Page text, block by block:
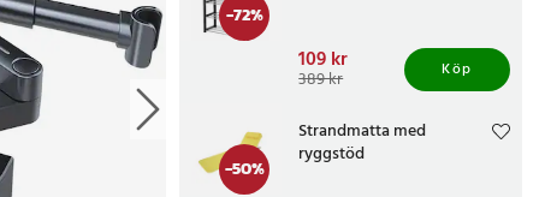
-72%
Nuvarande pris:
109 krTidigare pris 389 kr
109 kr
389 kr Köp
-50%
Strandmatta med
ryggstöd